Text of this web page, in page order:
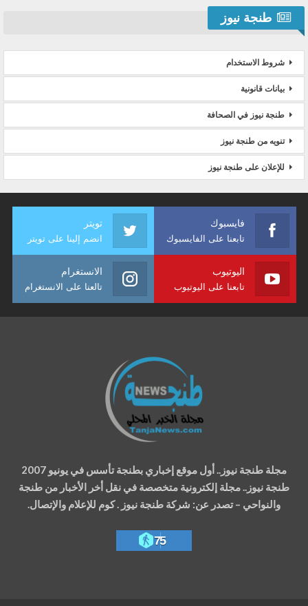
طنجة نيوز
شروط الاستخدام
بيانات قانونية
طنجة نيوز في الصحافة
تنويه من طنجة نيوز
للإعلان على طنجة نيوز
فايسبوك
تابعنا على الفايسبوك
تويتر
انضم إلينا على تويتر
اليوتيوب
تابعنا على اليوتيوب
الانستغرام
تالعنا على الانستغرام
مجلة طنجة نيوز.. أول موقع إخباري بطنجة تأسس في يونيو 2007
طنجة نيوز.. مجلة إلكترونية متخصصة في نقل أخر الأخبار من طنجة
والنواحي – تصدر عن: شركة طنجة نيوز . كوم للإعلام والإتصال.
75